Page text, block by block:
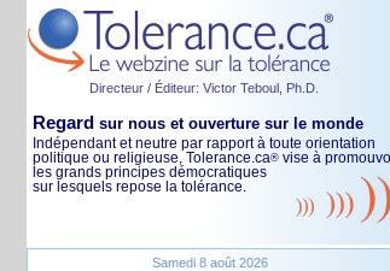
Directeur / Éditeur: Victor Teboul, Ph.D.
Regard sur nous et ouverture sur le monde
Indépendant et neutre par rapport à toute orientation
politique ou religieuse, Tolerance.ca® vise à
les grands principes démocratiques
sur lesquels repose la tolérance.
Samedi 8 août 2026